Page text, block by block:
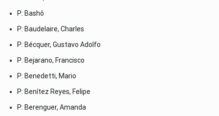
P: Bashô
P: Baudelaire, Charles
P: Bécquer, Gustavo Adolfo
P: Bejarano, Francisco
P: Benedetti, Mario
P: Benítez Reyes, Felipe
P: Berenguer, Amanda